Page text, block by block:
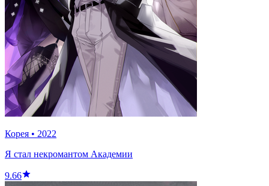
Корея • 2022
Я стал некромантом Академии
9.66